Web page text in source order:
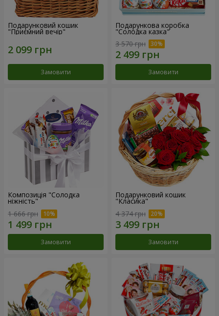
Подарунковий кошик
"Приємний вечір"
Замовити
Подарункова коробка
"Солодка казка"
3 570 грн
Замовити
Композиція "Солодка
ніжність"
1 666 грн
Замовити
Подарунковий кошик
"Класика"
4 374 грн
Замовити